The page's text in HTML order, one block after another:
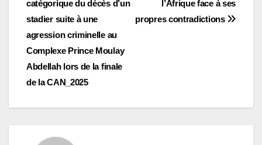
de
l’article
l’Afrique face à ses
propres contradictions
catégorique du décès d’un
stadier suite à une
agression criminelle au
Complexe Prince Moulay
Abdellah lors de la finale
de la CAN_2025